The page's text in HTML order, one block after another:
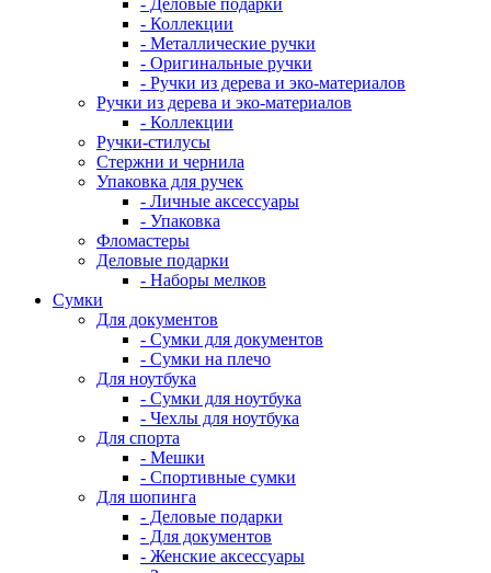
- Деловые подарки
- Коллекции
- Металлические ручки
- Оригинальные ручки
- Ручки из дерева и эко-материалов
Ручки из дерева и эко-материалов
- Коллекции
Ручки-стилусы
Стержни и чернила
Упаковка для ручек
- Личные аксессуары
- Упаковка
Фломастеры
Деловые подарки
- Наборы мелков
Сумки
Для документов
- Сумки для документов
- Сумки на плечо
Для ноутбука
- Сумки для ноутбука
- Чехлы для ноутбука
Для спорта
- Мешки
- Спортивные сумки
Для шопинга
- Деловые подарки
- Для документов
- Женские аксессуары